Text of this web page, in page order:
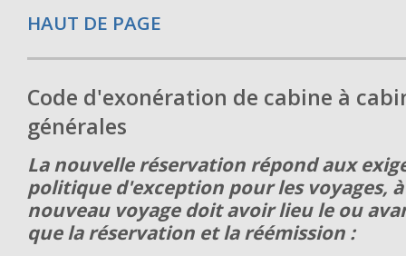
HAUT DE PAGE
Code d'exonération de cabine à
générales
La nouvelle réservation répond aux
politique d'exception pour les voyages,
nouveau voyage doit avoir lieu le ou
que la réservation et la réémission :